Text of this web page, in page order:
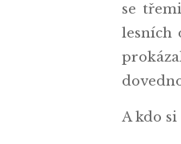
se
lesních
A kdo